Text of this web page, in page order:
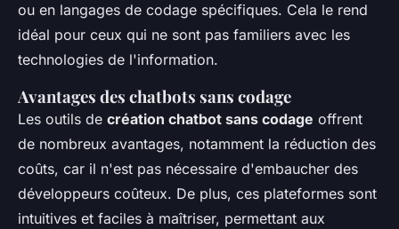
ou en langages de codage spécifiques. Cela le rend
idéal pour ceux qui ne sont pas familiers avec les
technologies de l'information.
Avantages des chatbots sans codage
Les outils de création chatbot sans codage offrent
de nombreux avantages, notamment la réduction des
coûts, car il n'est pas nécessaire d'embaucher des
développeurs coûteux. De plus, ces plateformes sont
intuitives et faciles à maîtriser, permettant aux